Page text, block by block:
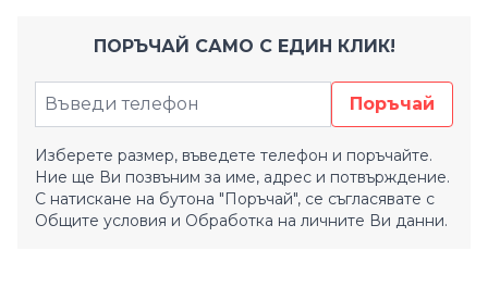
ПОРЪЧАЙ САМО С ЕДИН КЛИК!
Поръчай
Изберете размер, въведете телефон и поръчайте.
Ние ще Ви позвъним за име, адрес и потвърждение.
С натискане на бутона "Поръчай", се съгласявате с
Общите условия и Обработка на личните Ви данни.